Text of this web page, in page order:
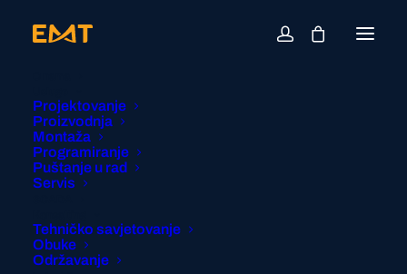
Projektovanje
Proizvodnja
Montaža
Programiranje
Puštanje u rad
Servis
Tehničko savjetovanje
Obuke
Održavanje